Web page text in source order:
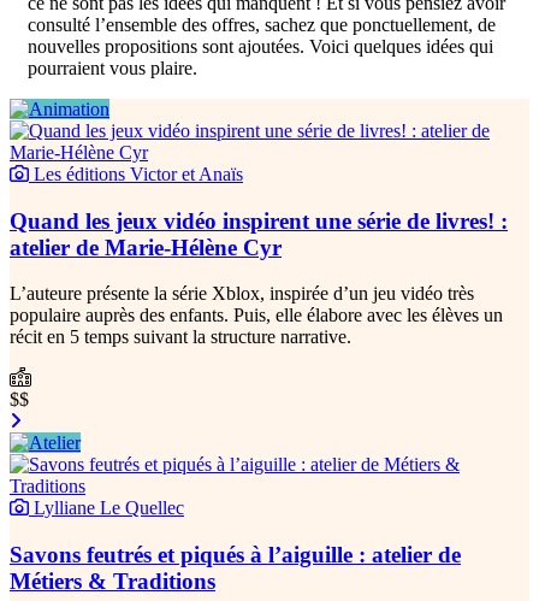
consulté l’ensemble des offres, sachez que ponctuellement, de
nouvelles propositions sont ajoutées. Voici quelques idées qui
pourraient vous plaire.
Les éditions Victor et Anaïs
Quand les jeux vidéo inspirent une série de livres! :
atelier de Marie-Hélène Cyr
L’auteure présente la série Xblox, inspirée d’un jeu vidéo très
populaire auprès des enfants. Puis, elle élabore avec les élèves un
récit en 5 temps suivant la structure narrative.
$$
Lylliane Le Quellec
Savons feutrés et piqués à l’aiguille : atelier de
Métiers & Traditions